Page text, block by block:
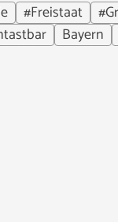
#Freistaat
Bayern